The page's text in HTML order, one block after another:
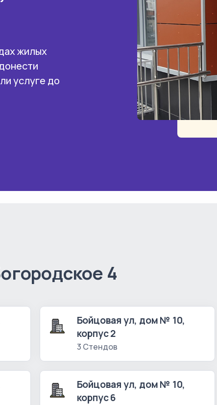
жилых
услуге до
4
Бойцовая ул, дом № 10,
корпус 2
3 Стендов
Бойцовая ул, дом № 10,
корпус 6